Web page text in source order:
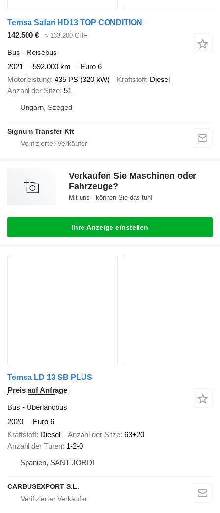
Temsa Safari HD13 TOP CONDITION
142.500 €
≈ 133.200 CHF
Bus - Reisebus
2021
592.000 km
Euro 6
Motorleistung 435 PS (320 kW) Kraftstoff Diesel
Anzahl der Sitze 51
Ungarn, Szeged
Signum Transfer Kft
Verkaufen Sie Maschinen oder
Fahrzeuge?
Mit uns - können Sie das tun!
Ihre Anzeige einstellen
Temsa LD 13 SB PLUS
Preis auf Anfrage
Bus - Überlandbus
2020
Euro 6
Kraftstoff Diesel Anzahl der Sitze 63+20
Anzahl der Türen 1-2-0
Spanien, SANT JORDI
CARBUSEXPORT S.L.